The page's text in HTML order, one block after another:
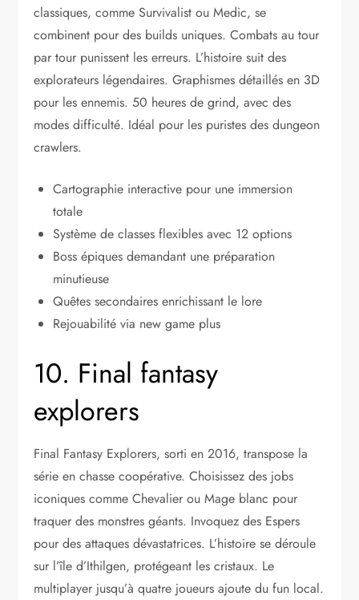
classiques, comme Survivalist ou Medic, se
combinent pour des builds uniques. Combats au tour
par tour punissent les erreurs. L’histoire suit des
explorateurs légendaires. Graphismes détaillés en 3D
pour les ennemis. 50 heures de grind, avec des
modes difficulté. Idéal pour les puristes des dungeon
crawlers.
Cartographie interactive pour une immersion
totale
Système de classes flexibles avec 12 options
Boss épiques demandant une préparation
minutieuse
Quêtes secondaires enrichissant le lore
Rejouabilité via new game plus
10. Final fantasy
explorers
Final Fantasy Explorers, sorti en 2016, transpose la
série en chasse coopérative. Choisissez des jobs
iconiques comme Chevalier ou Mage blanc pour
traquer des monstres géants. Invoquez des Espers
pour des attaques dévastatrices. L’histoire se déroule
sur l’île d’Ithilgen, protégeant les cristaux. Le
multiplayer jusqu’à quatre joueurs ajoute du fun local.